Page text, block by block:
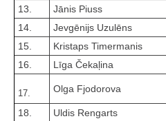
13.
Jānis Piuss
14.
Jevgēnijs Uzulēns
15.
Kristaps Timermanis
16.
Līga Čekaļina
17. Olga Fjodorova
18. Uldis Rengarts